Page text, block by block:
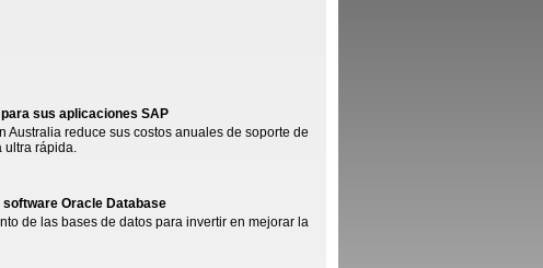
sus aplicaciones SAP
reduce sus costos anuales de soporte de
rápida.
Oracle Database
de las bases de datos para invertir en mejorar la